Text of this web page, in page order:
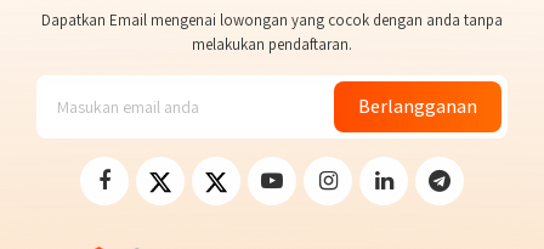
Dapatkan Email mengenai lowongan yang cocok dengan anda tanpa
melakukan pendaftaran.
Berlangganan